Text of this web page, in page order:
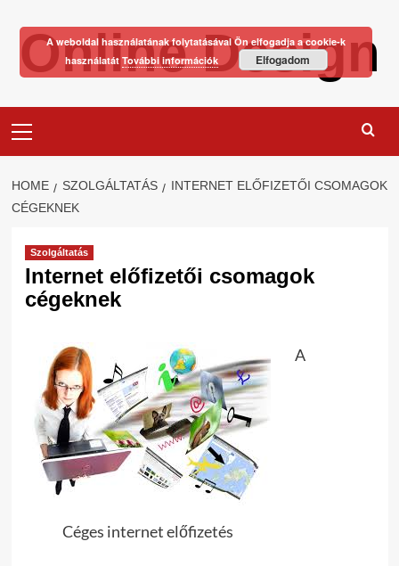
contentOnline Design
Menu
HOME SZOLGÁLTATÁS
INTERNET ELŐFIZETŐI CSOMAGOK
CÉGEKNEK
Szolgáltatás
Internet előfizetői csomagok
cégeknek
Céges internet előfizetés
A
A weboldal használatának folytatásával Ön elfogadja a cookie-k
használatát További információk Elfogadom